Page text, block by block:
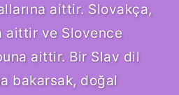
aittir. Slovakça,
aittir ve Slovence
aittir. Bir Slav dil
bakarsak, doğal